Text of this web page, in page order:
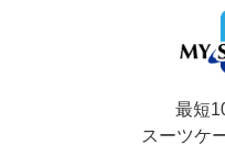
最短
スーツケ